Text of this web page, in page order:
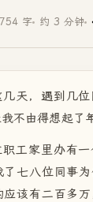
754 字 约 3 分钟
几天，遇到几
不由得想起了
职工家里办有
了七八位同事
应该有二百多